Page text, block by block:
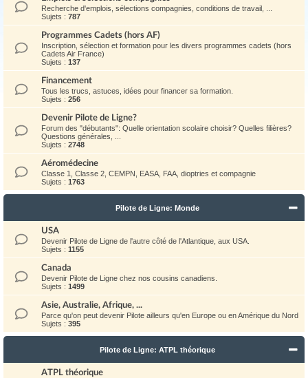
Recherche d'emplois, sélections compagnies, conditions de travail, ...
Sujets : 787
Programmes Cadets (hors AF)
Inscription, sélection et formation pour les divers programmes cadets (hors
Cadets Air France)
Sujets : 137
Financement
Tous les trucs, astuces, idées pour financer sa formation.
Sujets : 256
Devenir Pilote de Ligne?
Forum des "débutants": Quelle orientation scolaire choisir? Quelles filières?
Questions générales, ...
Sujets : 2748
Aéromédecine
Classe 1, Classe 2, CEMPN, EASA, FAA, dioptries et compagnie
Sujets : 1763
Pilote de Ligne: Monde
USA
Devenir Pilote de Ligne de l'autre côté de l'Atlantique, aux USA.
Sujets : 1155
Canada
Devenir Pilote de Ligne chez nos cousins canadiens.
Sujets : 1499
Asie, Australie, Afrique, ...
Parce qu'on peut devenir Pilote ailleurs qu'en Europe ou en Amérique du Nord
Sujets : 395
Pilote de Ligne: ATPL théorique
ATPL théorique